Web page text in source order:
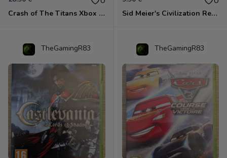
Crash of The Titans Xbox 360 Sid Meier's Civilization Revolution Xbox 360
TheGamingR83 TheGamingR83